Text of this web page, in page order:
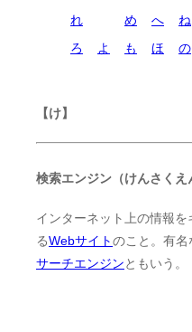
れ
め へ ね
ろ
よ も ほ の
【け】
検索エンジン（けんさくえ
インターネット上の情報
るWebサイトのこと。有
サーチエンジンともいう。